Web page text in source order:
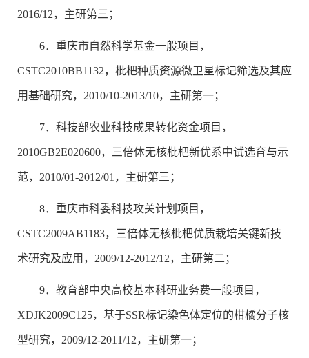
2016/12，主研第三；
6．重庆市自然科学基金一般项目，
CSTC2010BB1132，枇杷种质资源微卫星标记筛选及其应
用基础研究，2010/10-2013/10，主研第一；
7．科技部农业科技成果转化资金项目，
2010GB2E020600，三倍体无核枇杷新优系中试选育与示
范，2010/01-2012/01，主研第三；
8．重庆市科委科技攻关计划项目，
CSTC2009AB1183，三倍体无核枇杷优质栽培关键新技
术研究及应用，2009/12-2012/12，主研第二；
9．教育部中央高校基本科研业务费一般项目，
XDJK2009C125，基于SSR标记染色体定位的柑橘分子核
型研究，2009/12-2011/12，主研第一；